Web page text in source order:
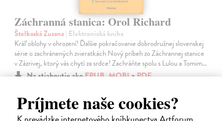
Príjmete naše cookies?
Záchranná stanica: Orol Richard
Štelbaská Zuzana| Elektronická kniha
Kráľ oblohy v ohrození! Ďalšie pokračovanie dobrodružnej slovenskej
série o zachránených zvieratkách Nový príbeh zo Záchrannej stanice
v Zázrivej, ktorý vás chytí za srdce! Zachráňte spolu s Lulou a Tomim…
Na stiahnutie akoEPUB,MOBIaPDF
8,10 €